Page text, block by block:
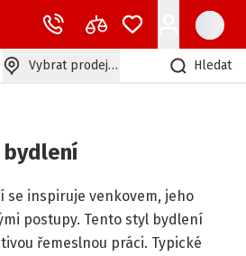
Vybrat prodejnu Hledat
se inspiruje venkovem, jeho
postupy. Tento styl bydlení
řemeslnou práci. Typické